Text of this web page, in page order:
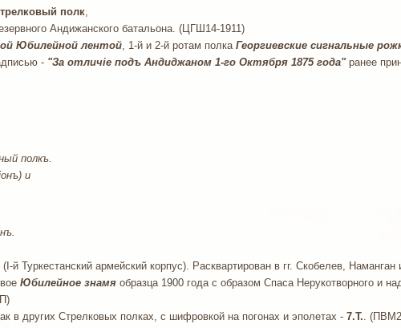
полк,
Андижанского батальона. (ЦГШ14-1911)
Юбилейной лентой, 1-й и 2-й ротам полка Георгиевские сигнальные
- "За отличiе подъ Андиджаном 1-го Октября 1875 года"ранее
полкъ.
и
й Туркестанский армейский корпус). Расквартирован в гг. Скобелев,
Юбилейное знамя образца 1900 года с образом Спаса Нерукотворного и
в других Стрелковых полках, с шифровкой на погонах и эполетах - 7.Т..